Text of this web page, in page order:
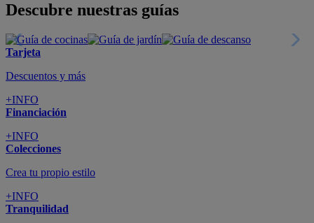
Descubre nuestras guías
Tarjeta
Descuentos y más
+INFO
Financiación
+INFO
Colecciones
Crea tu propio estilo
+INFO
Tranquilidad